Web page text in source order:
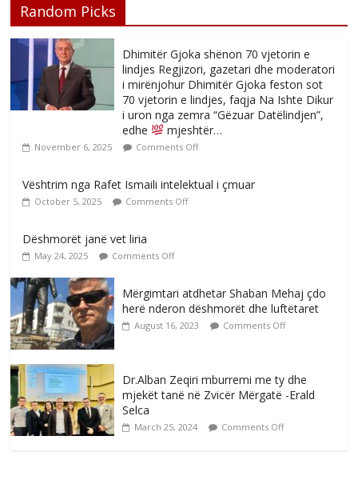
Random Picks
Dhimitër Gjoka shënon 70 vjetorin e
lindjes Regjizori, gazetari dhe moderatori
i mirënjohur Dhimitër Gjoka feston sot
70 vjetorin e lindjes, faqja Na Ishte Dikur
i uron nga zemra “Gëzuar Datëlindjen”,
edhe
mjeshtër…
November 6, 2025 Comments Off
Vështrim nga Rafet Ismaili intelektual i çmuar
October 5, 2025 Comments Off
Dëshmorët janë vet liria
May 24, 2025 Comments Off
Mërgimtari atdhetar Shaban Mehaj çdo
herë nderon dëshmorët dhe luftëtaret
August 16, 2023 Comments Off
Dr.Alban Zeqiri mburremi me ty dhe
mjekët tanë në Zvicër Mërgatë -Erald
Selca
March 25, 2024 Comments Off